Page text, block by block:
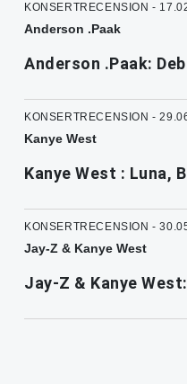
KONSERTRECENSION -
Anderson .Paak
Anderson .Paak:
KONSERTRECENSION -
Kanye West
Kanye West : Luna,
KONSERTRECENSION -
Jay-Z & Kanye West
Jay-Z & Kanye